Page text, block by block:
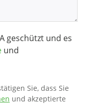
geschützt und es
und
Sie, dass Sie
und akzeptierte